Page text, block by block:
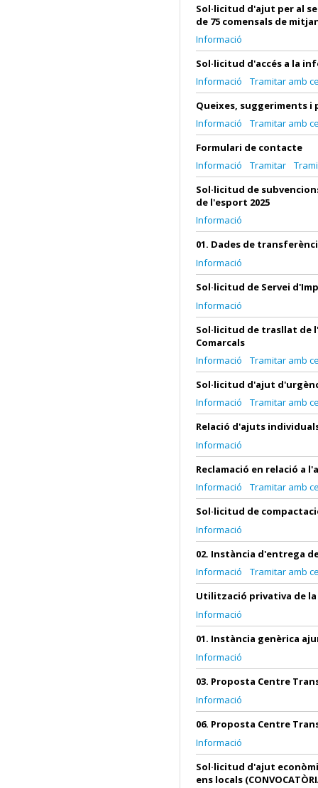
Sol·licitud d'ajut per al
de 75 comensals de
Informació
Sol·licitud d'accés a la
Informació
Tramitar amb
Queixes, suggeriments i
Informació
Tramitar amb
Formulari de contacte
Informació
Tramitar
Sol·licitud de
de l'esport 2025
Informació
01. Dades de
Informació
Sol·licitud de Servei
Informació
Sol·licitud de trasllat de
Comarcals
Informació
Tramitar amb
Sol·licitud d'ajut
Informació
Tramitar amb
Relació d'ajuts
Informació
Reclamació en relació a
Informació
Tramitar amb
Sol·licitud de
Informació
02. Instància d'entrega
Informació
Tramitar amb
Utilització privativa de la
Informació
01. Instància genèrica
Informació
03. Proposta Centre
Informació
06. Proposta Centre
Informació
Sol·licitud d'ajut
ens locals